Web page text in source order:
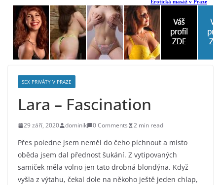
SEX PRIVÁTY V PRAZE
Lara – Fascination
29 září, 2020 dominik 0 Comments 2 min read
Přes poledne jsem neměl do čeho píchnout a místo
oběda jsem dal přednost šukání. Z vytipovaných
samiček měla volno jen tato drobná blondýna. Když
vyšla z výtahu, čekal dole na někoho ještě jeden chlap,